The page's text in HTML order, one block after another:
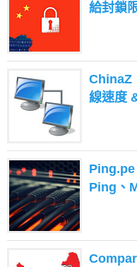
給封鎖
ChinaZ
線速度
Ping、